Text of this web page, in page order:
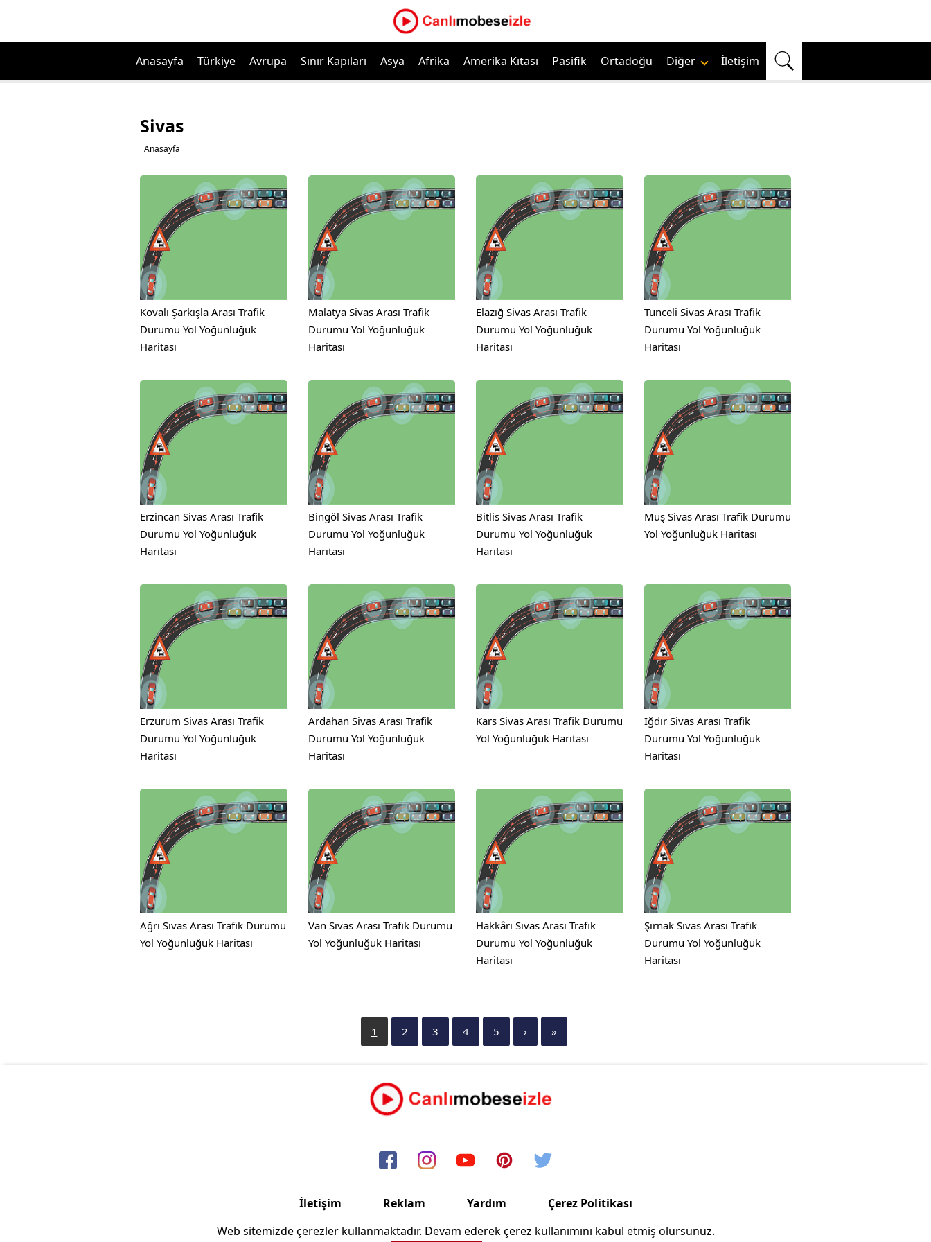
Anasayfa Türkiye Avrupa Sınır Kapıları Asya Afrika Amerika Kıtası Pasifik Ortadoğu Diğer İletişim
Sivas
Anasayfa
Kovalı Şarkışla Arası Trafik
Durumu Yol Yoğunluğuk
Haritası
Malatya Sivas Arası Trafik
Durumu Yol Yoğunluğuk
Haritası
Elazığ Sivas Arası Trafik
Durumu Yol Yoğunluğuk
Haritası
Tunceli Sivas Arası Trafik
Durumu Yol Yoğunluğuk
Haritası
Erzincan Sivas Arası Trafik
Durumu Yol Yoğunluğuk
Haritası
Bingöl Sivas Arası Trafik
Durumu Yol Yoğunluğuk
Haritası
Bitlis Sivas Arası Trafik
Durumu Yol Yoğunluğuk
Haritası
Muş Sivas Arası Trafik Durumu
Yol Yoğunluğuk Haritası
Erzurum Sivas Arası Trafik
Durumu Yol Yoğunluğuk
Haritası
Ardahan Sivas Arası Trafik
Durumu Yol Yoğunluğuk
Haritası
Kars Sivas Arası Trafik Durumu
Yol Yoğunluğuk Haritası
Iğdır Sivas Arası Trafik
Durumu Yol Yoğunluğuk
Haritası
Ağrı Sivas Arası Trafik Durumu
Yol Yoğunluğuk Haritası
Van Sivas Arası Trafik Durumu
Yol Yoğunluğuk Haritası
Hakkâri Sivas Arası Trafik
Durumu Yol Yoğunluğuk
Haritası
Şırnak Sivas Arası Trafik
Durumu Yol Yoğunluğuk
Haritası
1 2 3 4 5 › »
İletişim Reklam Yardım Çerez Politikası
Web sitemizde çerezler kullanmaktadır. Devam ederek çerez kullanımını kabul etmiş olursunuz.